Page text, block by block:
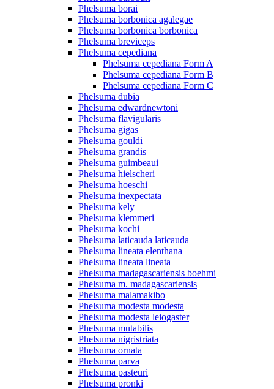
Phelsuma borai
Phelsuma borbonica agalegae
Phelsuma borbonica borbonica
Phelsuma breviceps
Phelsuma cepediana
Phelsuma cepediana Form A
Phelsuma cepediana Form B
Phelsuma cepediana Form C
Phelsuma dubia
Phelsuma edwardnewtoni
Phelsuma flavigularis
Phelsuma gigas
Phelsuma gouldi
Phelsuma grandis
Phelsuma guimbeaui
Phelsuma hielscheri
Phelsuma hoeschi
Phelsuma inexpectata
Phelsuma kely
Phelsuma klemmeri
Phelsuma kochi
Phelsuma laticauda laticauda
Phelsuma lineata elenthana
Phelsuma lineata lineata
Phelsuma madagascariensis boehmi
Phelsuma m. madagascariensis
Phelsuma malamakibo
Phelsuma modesta modesta
Phelsuma modesta leiogaster
Phelsuma mutabilis
Phelsuma nigristriata
Phelsuma ornata
Phelsuma parva
Phelsuma pasteuri
Phelsuma pronki